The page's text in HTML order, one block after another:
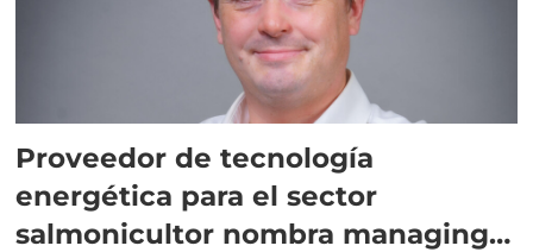
Proveedor de tecnología
energética para el sector
salmonicultor nombra managing